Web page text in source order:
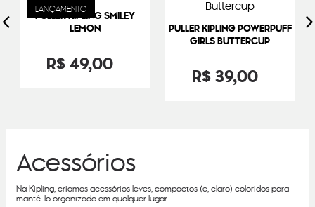
LANÇAMENTO
PULLER KIPLING SMILEY
LEMON
R$49,00
PULLER KIPLING POWERPUFF
GIRLS BUTTERCUP
R$39,00
Acessórios
Na Kipling, criamos acessórios leves, compactos (e, claro) coloridos para
mantê-lo organizado em qualquer lugar.